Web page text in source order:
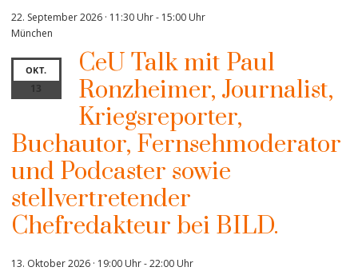
22. September 2026 · 11:30 Uhr- 15:00 Uhr
München
OKT.
13
CeU Talk mit Paul
Ronzheimer, Journalist,
Kriegsreporter,
Buchautor, Fernsehmoderator
und Podcaster sowie
stellvertretender
Chefredakteur bei BILD.
13. Oktober 2026 · 19:00 Uhr-22:00 Uhr